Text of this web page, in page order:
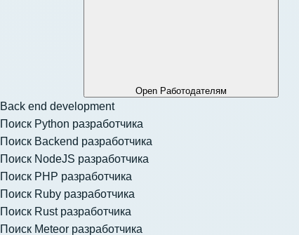
Open Работодателям
Back end development
Поиск Python разработчика
Поиск Backend разработчика
Поиск NodeJS разработчика
Поиск PHP разработчика
Поиск Ruby разработчика
Поиск Rust разработчика
Поиск Meteor разработчика